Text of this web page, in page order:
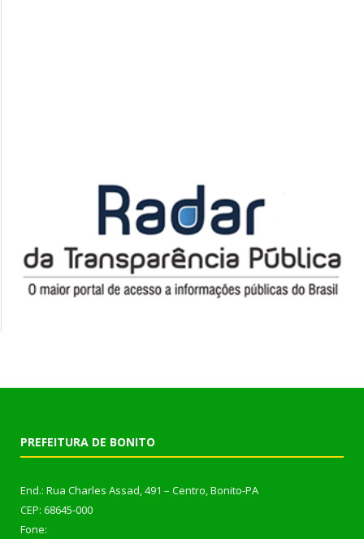
PREFEITURA DE BONITO
End.: Rua Charles Assad, 491 – Centro, Bonito-PA
CEP: 68645-000
Fone: